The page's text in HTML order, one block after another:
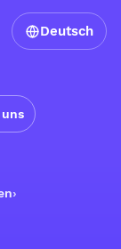
Deutsch
›